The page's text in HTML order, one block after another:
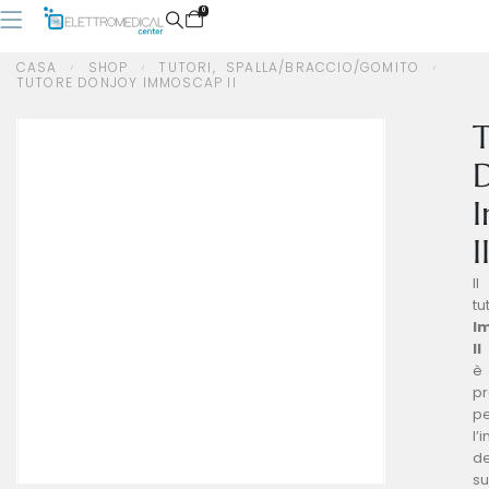
0
CASA SHOP TUTORI,
SPALLA/BRACCIO/GOMITO
TUTORE DONJOY IMMOSCAP II
II
Il
II
è